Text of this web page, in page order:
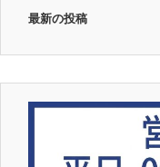
最新の投稿